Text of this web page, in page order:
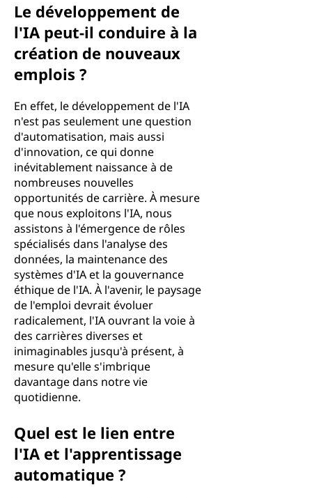
Le développement de
l'IA peut-il conduire à la
création de nouveaux
emplois ?
En effet, le développement de l'IA
n'est pas seulement une question
d'automatisation, mais aussi
d'innovation, ce qui donne
inévitablement naissance à de
nombreuses nouvelles
opportunités de carrière. À mesure
que nous exploitons l'IA, nous
assistons à l'émergence de rôles
spécialisés dans l'analyse des
données, la maintenance des
systèmes d'IA et la gouvernance
éthique de l'IA. À l'avenir, le paysage
de l'emploi devrait évoluer
radicalement, l'IA ouvrant la voie à
des carrières diverses et
inimaginables jusqu'à présent, à
mesure qu'elle s'imbrique
davantage dans notre vie
quotidienne.
Quel est le lien entre
l'IA et l'apprentissage
automatique ?